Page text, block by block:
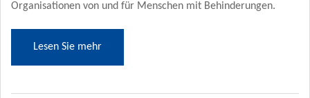
Organisationen von und für Menschen mit Behinderungen.
Lesen Sie mehr